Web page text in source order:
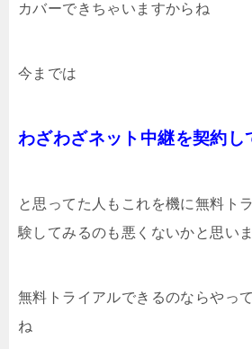
カバーできちゃいますからね
今までは
わざわざネット中継を契約
と思ってた人もこれを機に無料ト
験してみるのも悪くないかと思い
無料トライアルできるのならやっ
ね